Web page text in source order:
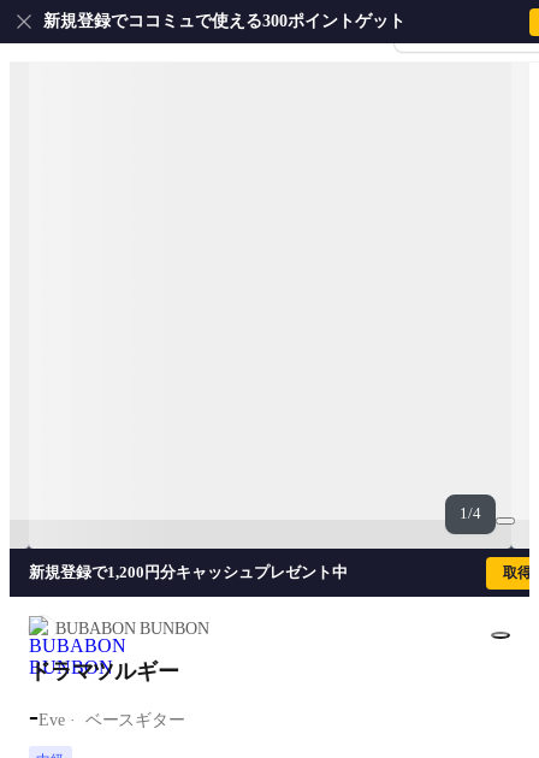
会員登録・ログイ
新規登録でココミュで使える300ポイントゲット
1/4
新規登録で1,200円分キャッシュプレゼント中 取得
BUBABON BUNBON
ドラマツルギー
-Eve ベースギター